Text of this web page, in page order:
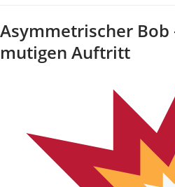
Asymmetrischer Bob
mutigen Auftritt